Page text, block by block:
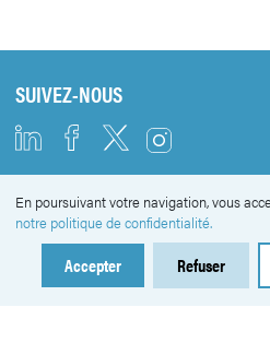
SUIVEZ-NOUS
NEWSLETTER
En poursuivant votre navigation, vous
notre politique de confidentialité.
Accepter Refuser